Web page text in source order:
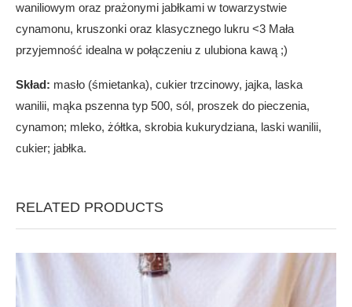
waniliowym oraz prażonymi jabłkami w towarzystwie
cynamonu, kruszonki oraz klasycznego lukru <3 Mała
przyjemność idealna w połączeniu z ulubiona kawą ;)
Skład: masło (śmietanka), cukier trzcinowy, jajka, laska
wanilii, mąka pszenna typ 500, sól, proszek do pieczenia,
cynamon; mleko, żółtka, skrobia kukurydziana, laski wanilii,
cukier; jabłka.
RELATED PRODUCTS